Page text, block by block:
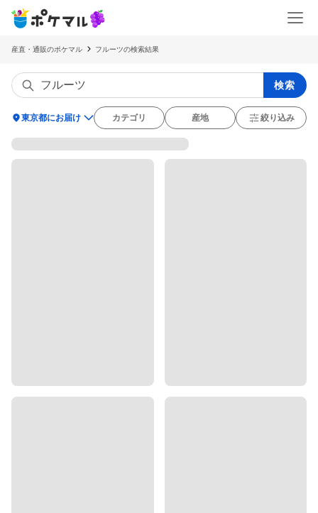
産直・通販のポケマル フルーツの検索結果
検索
location_on東京都にお届け カテゴリ 産地 絞り込み